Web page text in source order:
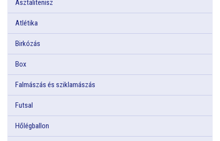
Asztalitenisz
Atlétika
Birkózás
Box
Falmászás és sziklamászás
Futsal
Hőlégballon